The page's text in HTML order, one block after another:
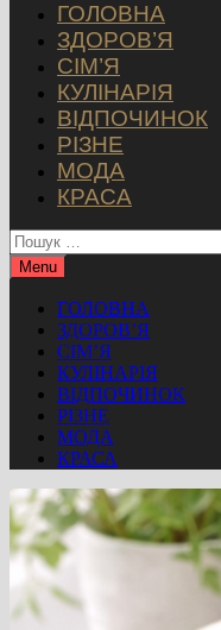
ГОЛОВНА
ЗДОРОВ’Я
СІМ’Я
КУЛІНАРІЯ
ВІДПОЧИНОК
РІЗНЕ
МОДА
КРАСА
Пошук:
Menu
ГОЛОВНА
ЗДОРОВ’Я
СІМ’Я
КУЛІНАРІЯ
ВІДПОЧИНОК
РІЗНЕ
МОДА
КРАСА